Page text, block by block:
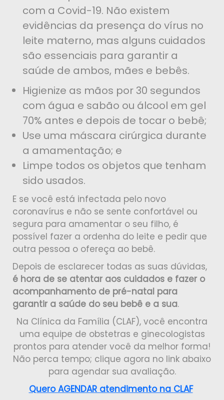
com a Covid-19. Não existem
evidências da presença do vírus no
leite materno, mas alguns cuidados
são essenciais para garantir a
saúde de ambos, mães e bebês.
Higienize as mãos por 30 segundos
com água e sabão ou álcool em gel
70% antes e depois de tocar o bebê;
Use uma máscara cirúrgica durante
a amamentação; e
Limpe todos os objetos que tenham
sido usados.
E se você está infectada pelo novo
coronavírus e não se sente confortável ou
segura para amamentar o seu filho, é
possível fazer a ordenha do leite e pedir que
outra pessoa o ofereça ao bebê.
Depois de esclarecer todas as suas dúvidas,
é hora de se atentar aos cuidados e fazer o
acompanhamento de pré-natal para
garantir a saúde do seu bebê e a sua.
Na Clínica da Família (CLAF), você encontra
uma equipe de obstetras e ginecologistas
prontos para atender você da melhor forma!
Não perca tempo; clique agora no link abaixo
para agendar sua avaliação.
Quero AGENDAR atendimento na CLAF